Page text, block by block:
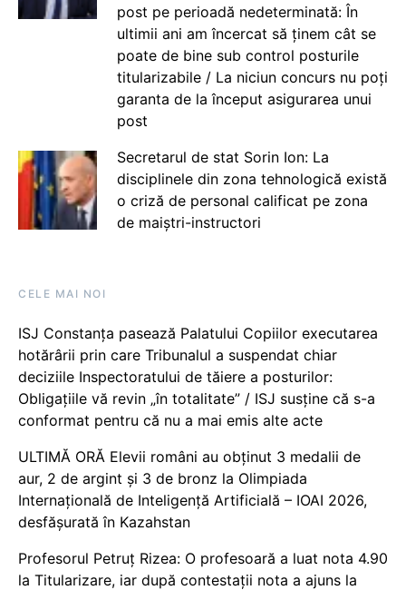
post pe perioadă nedeterminată: În
ultimii ani am încercat să ținem cât se
poate de bine sub control posturile
titularizabile / La niciun concurs nu poți
garanta de la început asigurarea unui
post
Secretarul de stat Sorin Ion: La
disciplinele din zona tehnologică există
o criză de personal calificat pe zona
de maiștri-instructori
CELE MAI NOI
ISJ Constanța pasează Palatului Copiilor executarea
hotărârii prin care Tribunalul a suspendat chiar
deciziile Inspectoratului de tăiere a posturilor:
Obligațiile vă revin „în totalitate” / ISJ susține că s-a
conformat pentru că nu a mai emis alte acte
ULTIMĂ ORĂ Elevii români au obținut 3 medalii de
aur, 2 de argint și 3 de bronz la Olimpiada
Internațională de Inteligență Artificială – IOAI 2026,
desfășurată în Kazahstan
Profesorul Petruț Rizea: O profesoară a luat nota 4.90
la Titularizare, iar după contestații nota a ajuns la